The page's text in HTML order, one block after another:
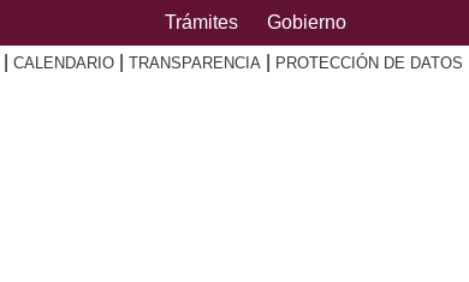
Trámites Gobierno
CALENDARIO TRANSPARENCIA PROTECCIÓN DE DATOS